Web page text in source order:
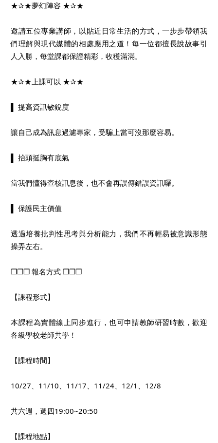
★✰★夢幻陣容 ★✰★
邀請五位專業講師，以貼近日常生活的方式，一步步帶領我
們理解與現代媒體的相處應用之道！每一位都擅長說故事引
人入勝，每堂課都保證精彩，收穫滿滿。
★✰★上課可以 ★✰★
▌ 提高資訊敏銳度
讓自己成為訊息過濾專家，受騙上當可沒那麼容易。
▌ 抬頭挺胸有底氣
當我們懂得查核訊息後，也不會再誤傳錯誤資訊囉。
▌ 保護民主價值
透過培養批判性思考與分析能力，我們不再輕易被意識形態
操弄左右。
❒❒❒ 報名方式 ❒❒❒
【課程形式】
本課程為實體線上同步進行，也可申請教師研習時數，歡迎
各級學校老師共學！
【課程時間】
10/27、11/10、11/17、11/24、12/1、12/8
共六週，週四19:00~20:50
​【課程地點】